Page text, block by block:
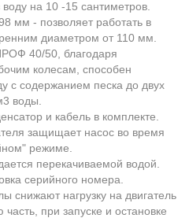
на 10 -15 сантиметров.
мм - позволяет работать в
диаметром от 110 мм.
40/50, благодаря
колесам, способен
с содержанием песка до двух
воды.
и кабель в комплекте.
защищает насос во время
режиме.
перекачиваемой водой.
серийного номера.
снижают нагрузку на двигатель
часть, при запуске и остановке